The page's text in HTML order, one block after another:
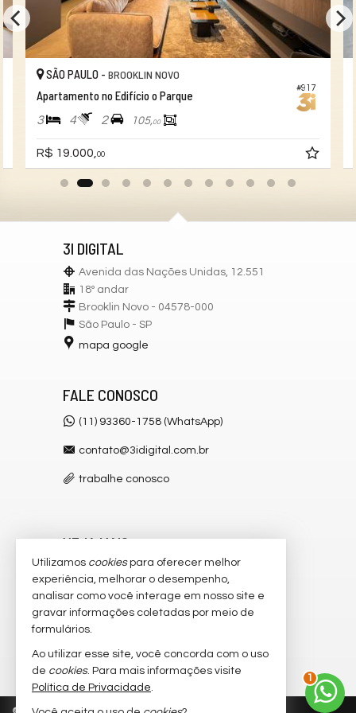
#917
SÃO PAULO - BROOKLIN NOVO
Apartamento no Edifício o Parque
3 4 2 105,00
R$ 19.000, 00
3I DIGITAL
Avenida das Nações Unidas, 12.551
18º andar
Brooklin Novo - 04578-000
São Paulo - SP
mapa google
FALE CONOSCO
(11) 93360-1758 (WhatsApp)
contato@3idigital.com.br
trabalhe conosco
VEJA MAIS
receba nosso newsletter
cadastre seu imóvel
imóveis favoritos
mapa de imóveis
Utilizamos cookiespara oferecer melhor
experiência, melhorar o desempenho,
analisar como você interage em nosso site e
gravar informações coletadas por meio de
formulários.
Ao utilizar esse site, você concorda com o uso
de cookies. Para mais informações visite
Política de Privacidade.